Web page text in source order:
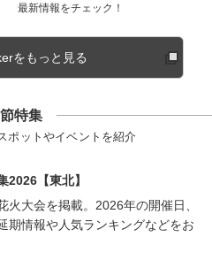
最新情報をチェック！
をもっと見る
特集
ポットやイベントを紹介
2026【東北】
火大会を掲載。2026年の開催日、
期情報や人気ランキングなどをお